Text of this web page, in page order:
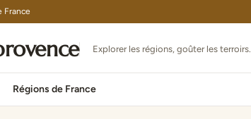
France
Explorer les régions, goûter les terroirs.
Régions de France